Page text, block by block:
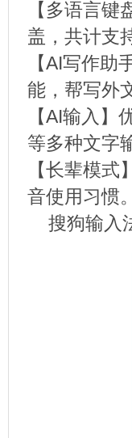
【多语言
盖，共计支
【AI写作
能，帮写外
【AI输入
等多种文字
【长辈模
音使用习惯。
搜狗输入